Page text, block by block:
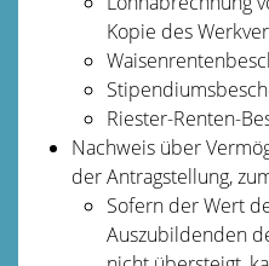
Kopie des
Riester-Renten-
Nachweis über
der Antragstellung,
Sofern der Wert
Auszubildenden